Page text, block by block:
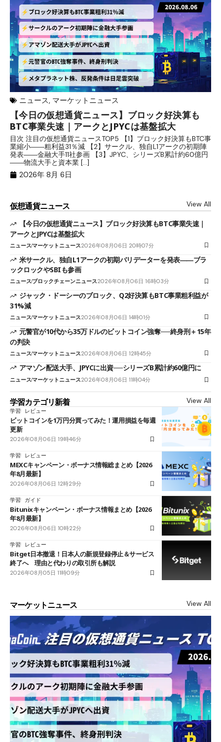
ニュース, マーケットニュース
【今日の仮想通貨ニュース】ブロック好決算も
BTC事業失速｜アークとJPYCは基盤拡大
目次 注目の仮想通貨ニュースTOP5 【1】ブロック好決算もBTC事
業縮小――粗利益31％減 【2】サークル、独自L1アークの初期陣
発表――金融大手11社参画 【3】JPYC、シリーズB累計約60億円
――物流大手と資本業 […]
2026年 8月 6日
仮想通貨ニュース View All
【今日の仮想通貨ニュース】ブロック好決算もBTC事業失速｜
アークとJPYCは基盤拡大
ニュースマーケットニュース2026年08月06日 20時07分
米サークル、独自L1アークの初期バリデーターを発表――ブラ
ックロックやSBIも参画
ニュースブロックチェーンニュース2026年08月06日 16時03分
ジャック・ドーシーのブロック、Q2好決算もBTC事業粗利益が
31%減
ニュースマーケットニュース2026年08月06日 14時01分
元警官が10代から35万ドルのビットコイン強奪──終身刑＋15年
の判決
ニュースマーケットニュース2026年08月06日 12時45分
アマゾン配送大手、JPYCに出資──シリーズB累計約60億円に
ニュースマーケットニュース2026年08月06日 11時04分
学習カテゴリ新着 View All
学習 レビュー
ビットコインを1万円分買ってみた！運用損益を毎週
更新
2026年08月06日 19時46分
学習 レビュー
MEXCキャンペーン・ボーナス情報総まとめ【2026
年8月最新】
2026年08月06日 12時29分
学習 ガイド
Bitunixキャンペーン・ボーナス情報まとめ【2026
年8月最新】
2026年08月06日 10時22分
学習 レビュー
Bitget日本撤退！日本人の新規登録停止＆サービス
終了へ 理由と代わりの取引所も解説
2026年08月05日 11時09分
マーケットニュース View All